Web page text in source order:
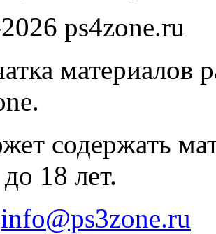
ps4zone.ru
материалов
содержать
18 лет.
info@ps3zone.ru